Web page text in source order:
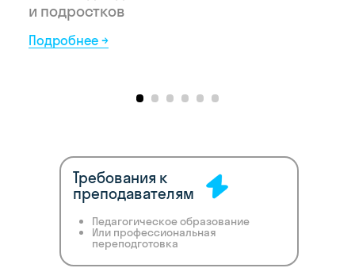
Педагогическое образование
Или профессиональная
переподготовка
Требования к
преподавателям